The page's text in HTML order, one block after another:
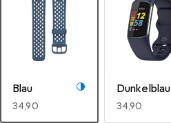
Blau
EUR
34,90
Dunkelblau
EUR
34,90